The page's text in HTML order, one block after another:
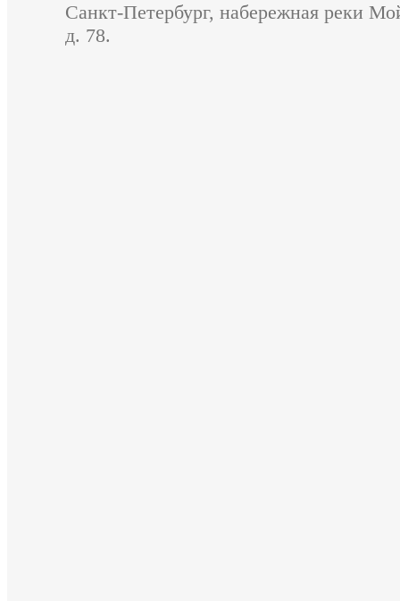
Санкт-Петербург, набережная реки
д. 78.